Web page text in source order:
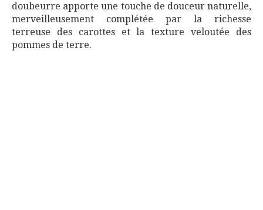
doubeurre apporte une touche de douceur naturelle,
merveilleusement complétée par la richesse
terreuse des carottes et la texture veloutée des
pommes de terre.